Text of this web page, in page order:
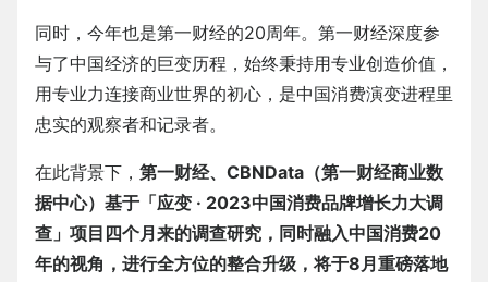
同时，今年也是第一财经的20周年。第一财经深度参
与了中国经济的巨变历程，始终秉持用专业创造价值，
用专业力连接商业世界的初心，是中国消费演变进程里
忠实的观察者和记录者。
在此背景下， 第一财经、CBNData（第一财经商业数
据中心）基于 「应变 · 2023中国消费品牌增长力大调
查」 项目四个月来的调查研究，同时融入中国消费20
年的视角，进行全方位的整合升级，将于8月重磅落地